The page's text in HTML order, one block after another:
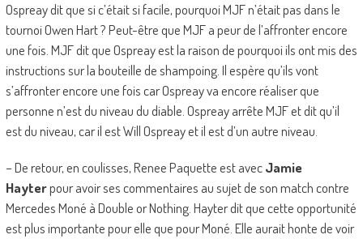
Ospreay dit que si c’était si facile, pourquoi MJF n’était pas dans le
tournoi Owen Hart ? Peut-être que MJF a peur de l’affronter encore
une fois. MJF dit que Ospreay est la raison de pourquoi ils ont mis des
instructions sur la bouteille de shampoing. Il espère qu’ils vont
s’affronter encore une fois car Ospreay va encore réaliser que
personne n’est du niveau du diable. Ospreay arrête MJF et dit qu’il
est du niveau, car il est Will Ospreay et il est d’un autre niveau.
– De retour, en coulisses, Renee Paquette est avecJamie
Hayterpour avoir ses commentaires au sujet de son match contre
Mercedes Moné à Double or Nothing. Hayter dit que cette opportunité
est plus importante pour elle que pour Moné. Elle aurait honte de voir